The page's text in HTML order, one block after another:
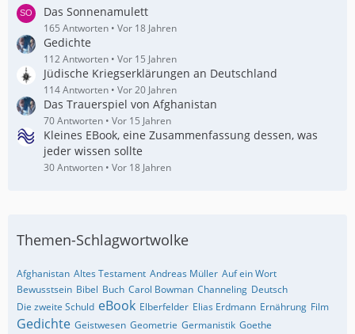
Das Sonnenamulett
165 Antworten Vor 18 Jahren
Gedichte
112 Antworten Vor 15 Jahren
Jüdische Kriegserklärungen an Deutschland
114 Antworten Vor 20 Jahren
Das Trauerspiel von Afghanistan
70 Antworten Vor 15 Jahren
Kleines EBook, eine Zusammenfassung dessen, was
jeder wissen sollte
30 Antworten Vor 18 Jahren
Themen-Schlagwortwolke
Afghanistan Altes Testament Andreas Müller Auf ein Wort
Bewusstsein Bibel Buch Carol Bowman Channeling Deutsch
Die zweite Schuld eBook Elberfelder Elias Erdmann Ernährung Film
Gedichte Geistwesen Geometrie Germanistik Goethe